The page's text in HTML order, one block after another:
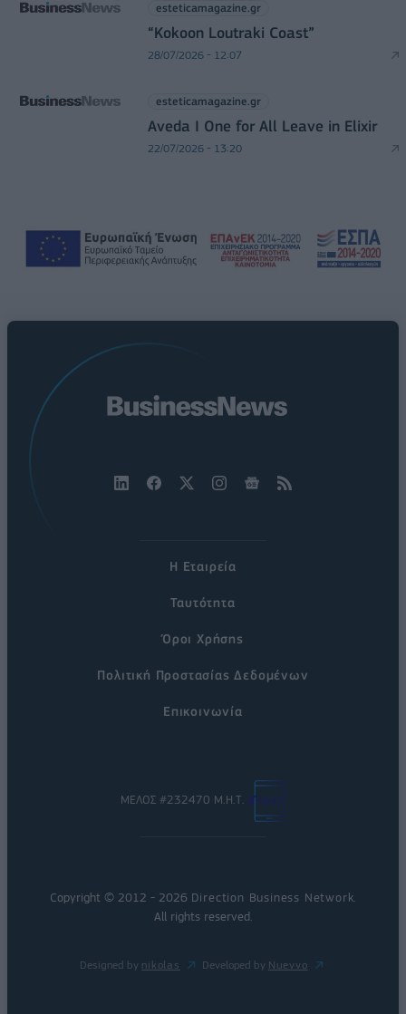
esteticamagazine.gr
“Kokoon Loutraki Coast”
28/07/2026 - 12:07
esteticamagazine.gr
Aveda I One for All Leave in Elixir
22/07/2026 - 13:20
Η Εταιρεία
Ταυτότητα
Όροι Χρήσης
Πολιτική Προστασίας Δεδομένων
Επικοινωνία
ΜΕΛΟΣ #232470 Μ.Η.Τ.
Copyright © 2012 - 2026 Direction Business Network.
All rights reserved.
Designed by nikolas Developed by Nuevvo